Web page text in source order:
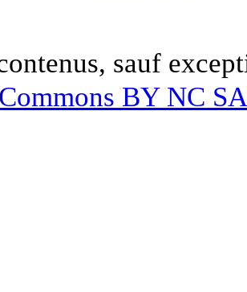
sauf
BY NC SA